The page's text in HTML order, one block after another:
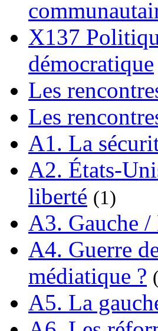
X137
démocratique
Les
Les
A1. La
A2. États-
liberté (1)
A3. Gauche
A4. Guerre
médiatique ?
A5. La